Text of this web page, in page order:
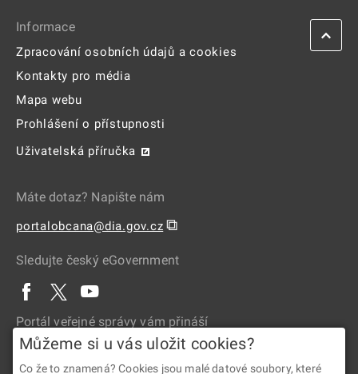
Informace
Zpracování osobních údajů a cookies
Kontakty pro média
Mapa webu
Prohlášení o přístupnosti
Uživatelská příručka
Máte dotaz? Napište nám
portalobcana@dia.gov.cz ⧉
Sledujte český eGovernment
Portál veřejné správy vám přináší
Můžeme si u vás uložit cookies?
Co že to znamená? Cookies jsou malé datové soubory, které